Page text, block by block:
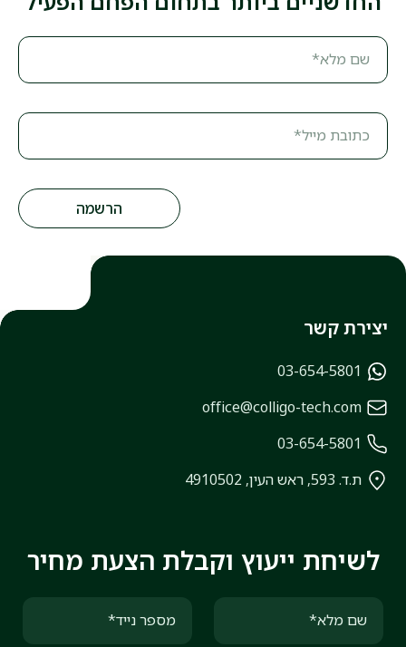
שם מלא*
כתובת מייל*
לשיחת ייעוץ וקבלת הצעת מחיר
שם מלא* מספר נייד*
יצירת קשר
03-654-5801
office@colligo-tech.com
03-654-5801
ת.ד. 593, ראש העין, 4910502